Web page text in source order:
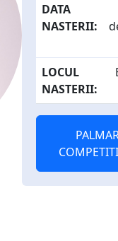
DATA
NASTERII:
LOCUL
NASTERII: